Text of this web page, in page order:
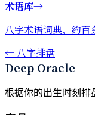
术语库→
八字术语词典，约百
← 八字排盘
Deep Oracle
根据你的出生时刻排